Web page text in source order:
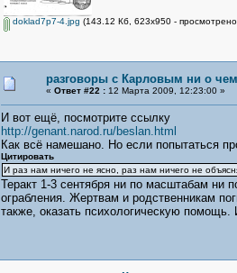
doklad7p7-4.jpg (143.12 Кб, 623x950 -
разговоры с Карловым ни о
« Ответ #22 :12 Марта 2009, 12:23:00 »
И вот ещё, посмотрите ссылку
http://genant.narod.ru/beslan.html
Как всё намешано. Но если попытаться
Цитировать
И раз нам ничего не ясно, раз нам ничего не
Теракт 1-3 сентября ни по масштабам ни
ограбления. Жертвам и родственникам
также, оказать психологическую